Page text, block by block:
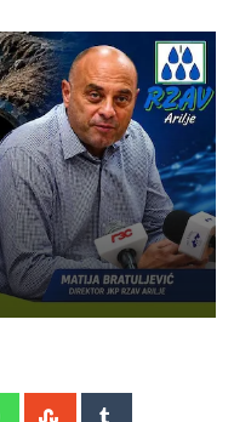
WhatsappStumbleUpon